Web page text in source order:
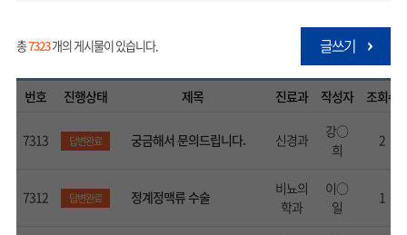
총7323개의 게시물이 있습니다. 글쓰기
번호 진행상태 제목 진료과 작성자 조회수
7313 답변완료 궁금해서 문의드립니다. 신경과
강○
희
2
7312 답변완료 정계정맥류 수술
비뇨의
학과
이○
일
1